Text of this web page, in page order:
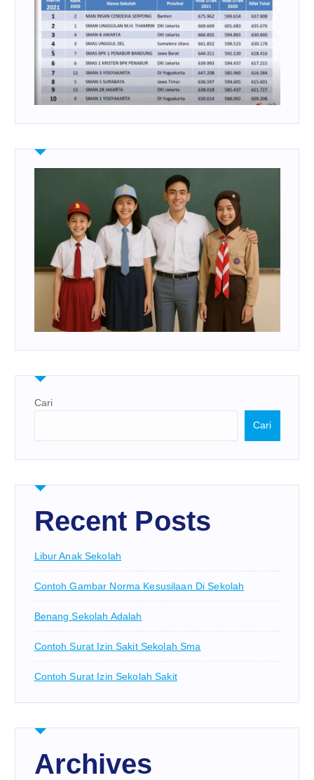
Cari
Cari
Recent Posts
Libur Anak Sekolah
Contoh Gambar Norma Kesusilaan Di Sekolah
Benang Sekolah Adalah
Contoh Surat Izin Sakit Sekolah Sma
Contoh Surat Izin Sekolah Sakit
Archives